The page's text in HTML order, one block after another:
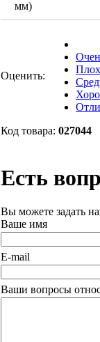
Оценить:
Код товара: 027044
Есть
Вы можете задать
Ваше имя
E-mail
Ваши вопросы